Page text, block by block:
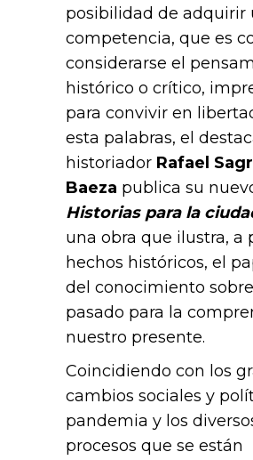
posibilidad de adquirir
competencia, que es
considerarse el
histórico o crítico,
para convivir en
esta palabras, el
historiador Rafael
Baeza publica su
Historias para la
una obra que ilustra, a
hechos históricos, el
del conocimiento sobre
pasado para la
nuestro presente.
Coincidiendo con los
cambios sociales y
pandemia y los
procesos que se están